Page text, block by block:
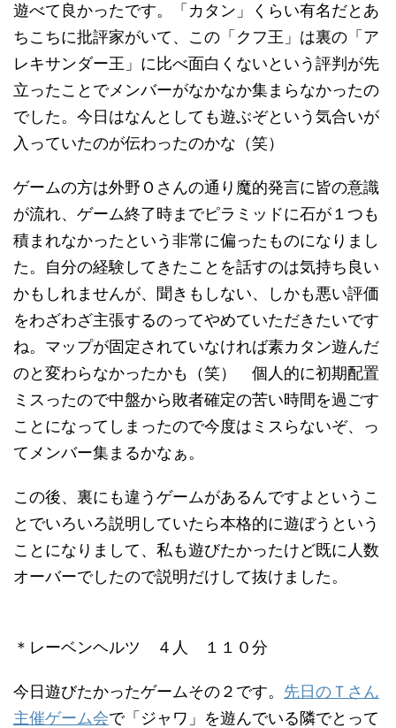
遊べて良かったです。「カタン」くらい有名だとあ
ちこちに批評家がいて、この「クフ王」は裏の「ア
レキサンダー王」に比べ面白くないという評判が先
立ったことでメンバーがなかなか集まらなかったの
でした。今日はなんとしても遊ぶぞという気合いが
入っていたのが伝わったのかな（笑）
ゲームの方は外野Ｏさんの通り魔的発言に皆の意識
が流れ、ゲーム終了時までピラミッドに石が１つも
積まれなかったという非常に偏ったものになりまし
た。自分の経験してきたことを話すのは気持ち良い
かもしれませんが、聞きもしない、しかも悪い評価
をわざわざ主張するのってやめていただきたいです
ね。マップが固定されていなければ素カタン遊んだ
のと変わらなかったかも（笑） 個人的に初期配置
ミスったので中盤から敗者確定の苦い時間を過ごす
ことになってしまったので今度はミスらないぞ、っ
てメンバー集まるかなぁ。
この後、裏にも違うゲームがあるんですよというこ
とでいろいろ説明していたら本格的に遊ぼうという
ことになりまして、私も遊びたかったけど既に人数
オーバーでしたので説明だけして抜けました。
＊レーベンヘルツ ４人 １１０分
今日遊びたかったゲームその２です。 先日のＴさん
主催ゲーム会で「ジャワ」を遊んでいる隣でとって